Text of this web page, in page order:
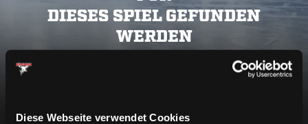
Diese Webseite verwendet Cookies
DIESES SPIEL GEFUNDEN
WERDEN
Bitte lade die Seite neu oder versuche es zu einem